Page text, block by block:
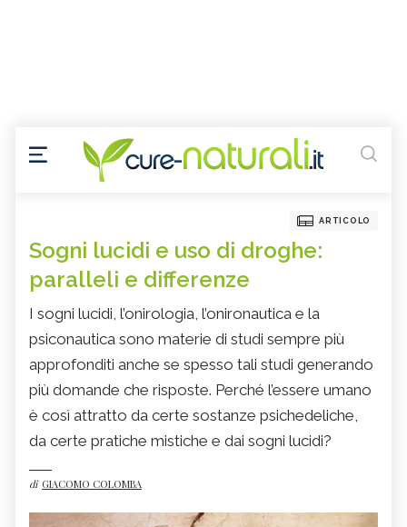
ARTICOLO
Sogni lucidi e uso di droghe:
paralleli e differenze
I sogni lucidi, l’onirologia, l’onironautica e la
psiconautica sono materie di studi sempre più
approfonditi anche se spesso tali studi generando
più domande che risposte. Perché l’essere umano
è così attratto da certe sostanze psichedeliche,
da certe pratiche mistiche e dai sogni lucidi?
di GIACOMO COLOMBA